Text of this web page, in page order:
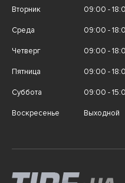
Вторник 09:00 -
Среда 09:00 -
Четверг 09:00 -
Пятница 09:00 -
Суббота 09:00 -
Воскресенье Выходной